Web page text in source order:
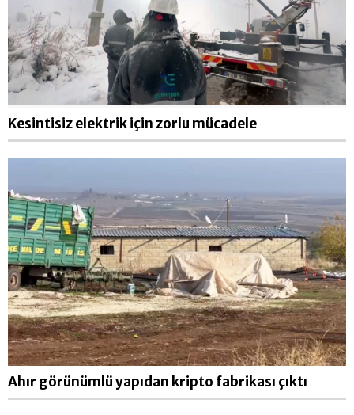
Kesintisiz elektrik için zorlu mücadele
Ahır görünümlü yapıdan kripto fabrikası çıktı